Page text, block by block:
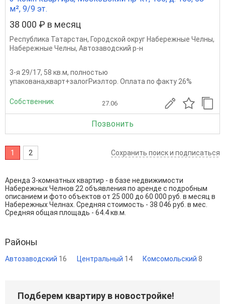
м², 9/9 эт.
38 000 ₽ в месяц
Республика Татарстан, Городской округ Набережные Челны,
Набережные Челны, Автозаводский р-н
3-я 29/17, 58 кв.м, полностью
упакована,кварт+залогРиэлтор. Оплата по факту 26%
Собственник 27.06
Позвонить
1 2 Сохранить поиск и подписаться
Аренда 3-комнатных квартир - в базе недвижимости
Набережных Челнов 22 объявления по аренде с подробным
описанием и фото объектов от 25 000 до 60 000 руб. в месяц в
Набережных Челнах. Средняя стоимость - 38 046 руб. в мес.
Средняя общая площадь - 64.4 кв.м.
Районы
Автозаводский 16 Центральный 14 Комсомольский 8
Подберем квартиру в новостройке!